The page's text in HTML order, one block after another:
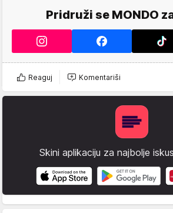
Pridruži se MONDO
Reaguj Komentariši
Skini aplikaciju za najbolje